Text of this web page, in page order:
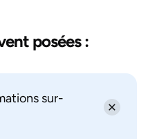
posées :
sur-